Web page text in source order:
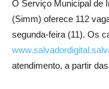
O Serviço Municipal de
(Simm) oferece 112
segunda-feira (11). Os
atendimento, a partir